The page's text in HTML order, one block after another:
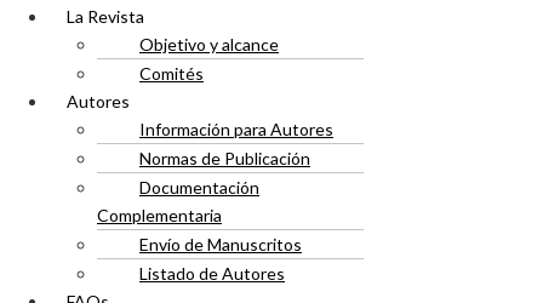
La Revista
Objetivo y alcance
Comités
Autores
Información para Autores
Normas de Publicación
Documentación
Complementaria
Envío de Manuscritos
Listado de Autores